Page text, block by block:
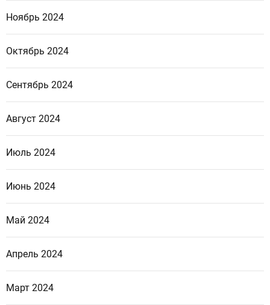
Ноябрь 2024
Октябрь 2024
Сентябрь 2024
Август 2024
Июль 2024
Июнь 2024
Май 2024
Апрель 2024
Март 2024